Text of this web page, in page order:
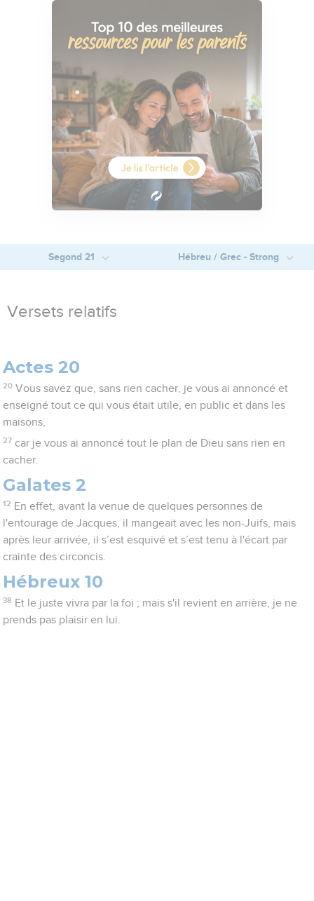
Segond 21 Hébreu / Grec - Strong
Versets relatifs
Actes 20
20 Vous savez que, sans rien cacher, je vous ai annoncé et
enseigné tout ce qui vous était utile, en public et dans les
maisons,
27 car je vous ai annoncé tout le plan de Dieu sans rien en
cacher.
Galates 2
12 En effet, avant la venue de quelques personnes de
l'entourage de Jacques, il mangeait avec les non-Juifs, mais
après leur arrivée, il s’est esquivé et s’est tenu à l'écart par
crainte des circoncis.
Hébreux 10
38 Et le juste vivra par la foi ; mais s'il revient en arrière, je ne
prends pas plaisir en lui.